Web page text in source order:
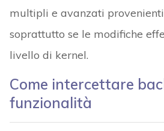
multipli e avanzati
soprattutto se le modifiche
livello di kernel.
Come intercettare
funzionalità